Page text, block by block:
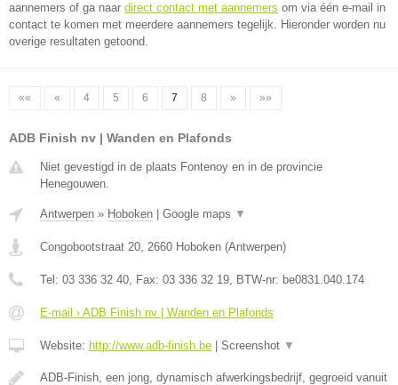
aannemers of ga naar direct contact met aannemers om via één e-mail in
contact te komen met meerdere aannemers tegelijk. Hieronder worden nu
overige resultaten getoond.
«« « 4 5 6 7 8 » »»
ADB Finish nv | Wanden en Plafonds
Niet gevestigd in de plaats Fontenoy en in de provincie
Henegouwen.
Antwerpen » Hoboken Google maps ▼
Congobootstraat 20, 2660 Hoboken (Antwerpen)
Tel: 03 336 32 40, Fax: 03 336 32 19, BTW-nr: be0831.040.174
E-mail › ADB Finish nv | Wanden en Plafonds
Website: http://www.adb-finish.be Screenshot ▼
ADB-Finish, een jong, dynamisch afwerkingsbedrijf, gegroeid vanuit